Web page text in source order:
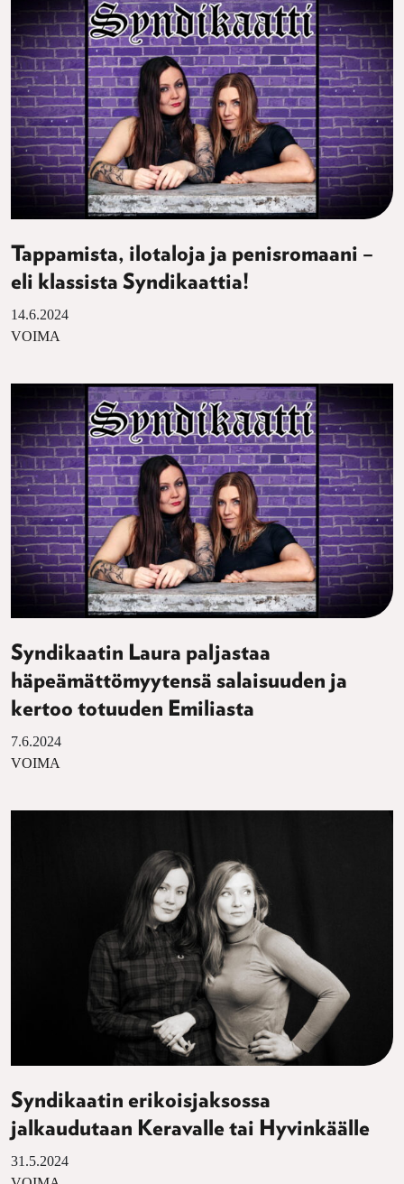
Tappamista, ilotaloja ja penisromaani –
eli klassista Syndikaattia!
14.6.2024
VOIMA
Syndikaatin Laura paljastaa
häpeämättömyytensä salaisuuden ja
kertoo totuuden Emiliasta
7.6.2024
VOIMA
Syndikaatin erikoisjaksossa
jalkaudutaan Keravalle tai Hyvinkäälle
31.5.2024